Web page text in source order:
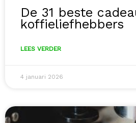
De 31 beste
koffieliefhebbers
LEES VERDER
4 januari 2026